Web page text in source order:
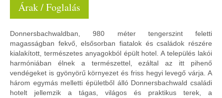
Árak / Foglalás
Donnersbachwaldban, 980 méter tengerszint feletti
magasságban fekvő, elsősorban fiatalok és családok részére
kialakított, természetes anyagokból épült hotel. A település lakói
harmóniában élnek a természettel, ezáltal az itt pihenő
vendégeket is gyönyörű környezet és friss hegyi levegő várja. A
három egymás melletti épületből álló Donnersbachwald családi
hotelt jellemzik a tágas, világos és praktikus terek, a